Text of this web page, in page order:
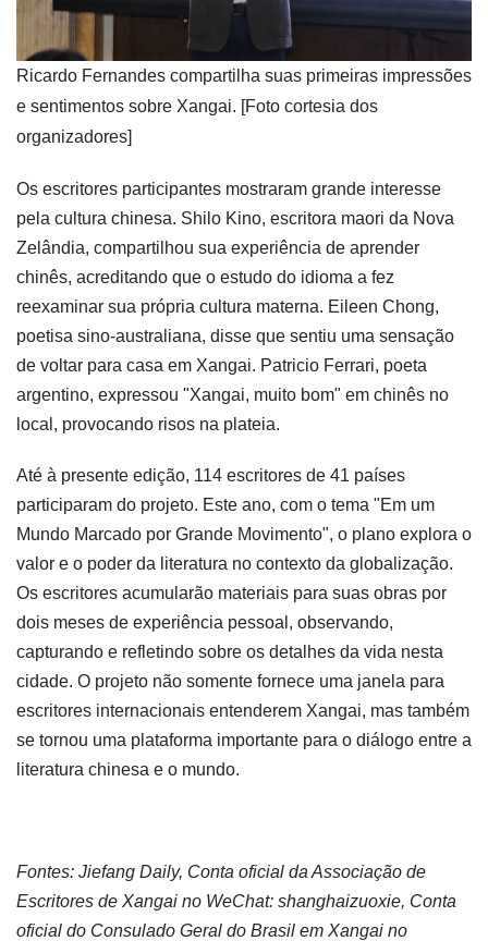
​Ricardo Fernandes compartilha suas primeiras impressões
e sentimentos sobre Xangai. [Foto cortesia dos
organizadores]
Os escritores participantes mostraram grande interesse
pela cultura chinesa. Shilo Kino, escritora maori da Nova
Zelândia, compartilhou sua experiência de aprender
chinês, acreditando que o estudo do idioma a fez
reexaminar sua própria cultura materna. Eileen Chong,
poetisa sino-australiana, disse que sentiu uma sensação
de voltar para casa em Xangai. Patricio Ferrari, poeta
argentino, expressou "Xangai, muito bom" em chinês no
local, provocando risos na plateia.
Até à presente edição, 114 escritores de 41 países
participaram do projeto. Este ano, com o tema "Em um
Mundo Marcado por Grande Movimento", o plano explora o
valor e o poder da literatura no contexto da globalização.
Os escritores acumularão materiais para suas obras por
dois meses de experiência pessoal, observando,
capturando e refletindo sobre os detalhes da vida nesta
cidade. O projeto não somente fornece uma janela para
escritores internacionais entenderem Xangai, mas também
se tornou uma plataforma importante para o diálogo entre a
literatura chinesa e o mundo.
Fontes: Jiefang Daily, Conta oficial da Associação de
Escritores de Xangai no WeChat: shanghaizuoxie, Conta
oficial do Consulado Geral do Brasil em Xangai no